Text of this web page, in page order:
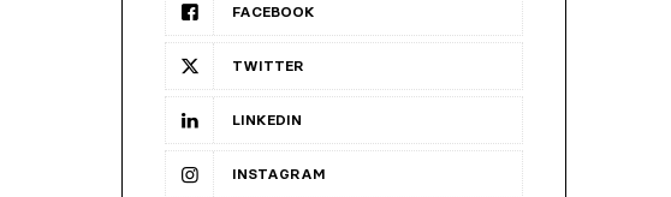
FACEBOOK
TWITTER
LINKEDIN
INSTAGRAM